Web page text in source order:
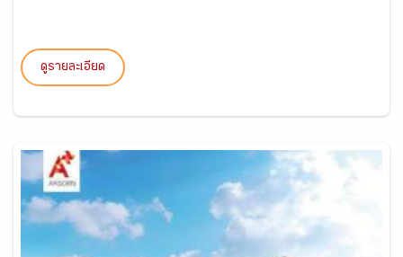
ดูรายละเอียด